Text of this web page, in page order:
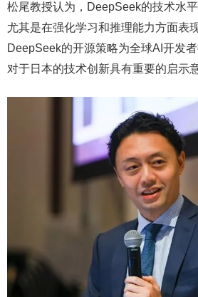
松尾教授认为，DeepSeek的技术水
尤其是在强化学习和推理能力方面表
DeepSeek的开源策略为全球AI开发
对于日本的技术创新具有重要的启示意